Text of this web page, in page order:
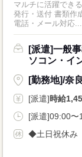
マルチに活躍でき
発行・送付 書類作
電話・メール対応...
[派遣]一般
ソコン・イ
[勤務地]/奈
[派遣]時給
[派遣]09:00〜
◆土日祝休み